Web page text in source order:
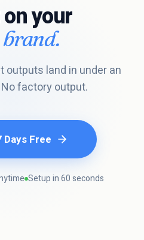
your
outputs land in under an
factory output.
Free
Setup in 60 seconds